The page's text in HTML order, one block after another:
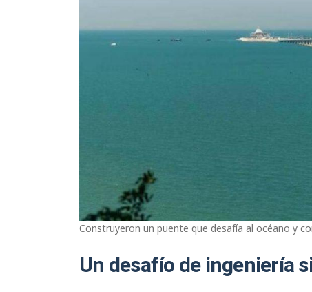
Construyeron un puente que desafía al océano y
Un desafío de ingeniería